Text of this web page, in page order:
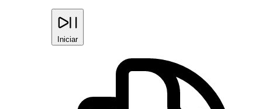
Iniciar